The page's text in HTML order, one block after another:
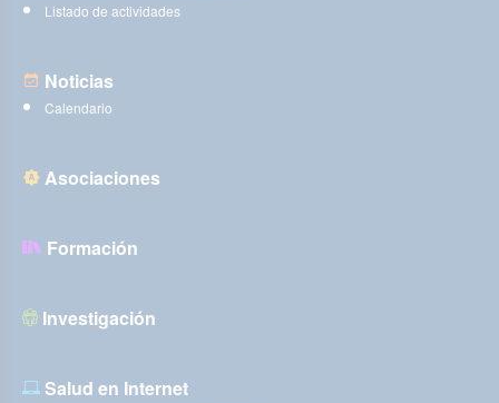
Listado de actividades
Noticias
Calendario
Asociaciones
Formación
Investigación
Salud en Internet